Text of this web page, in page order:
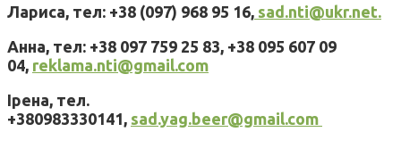
Лариса, тел: +38 (097) 968 95 16, sad.nti@ukr.net.
Анна, тел: +38 097 759 25 83, +38 095 607 09
04, reklama.nti@gmail.com
Ірена, тел.
+380983330141, sad.yag.beer@gmail.com